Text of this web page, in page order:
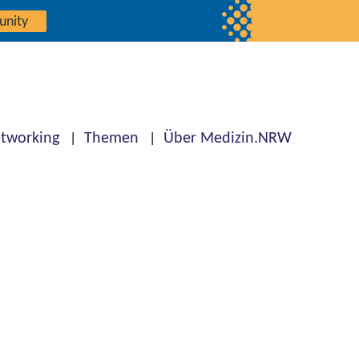
Themen Über Medizin.NRW